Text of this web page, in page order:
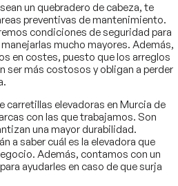
un quebradero de cabeza, te
preventivas de mantenimiento.
condiciones de seguridad para
mucho mayores. Además,
en costes, puesto que los arreglos
ser más costosos y obligan a perder
carretillas elevadoras en Murcia de
con las que trabajamos. Son
una mayor durabilidad.
a saber cuál es la elevadora que
Además, contamos con un
para ayudarles en caso de que surja